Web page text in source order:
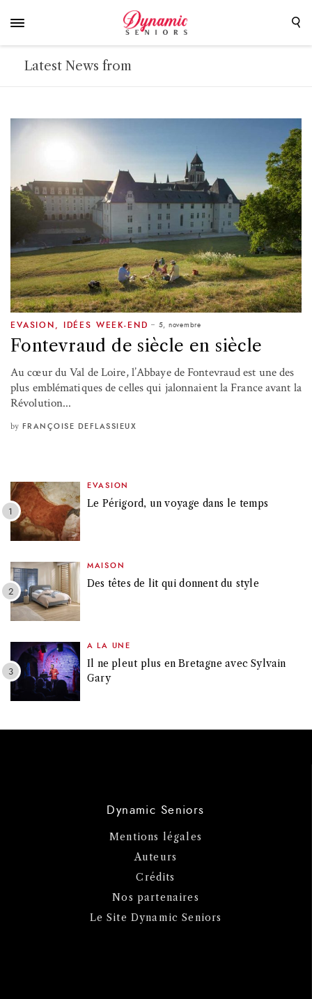
Latest News from
EVASION IDÉES WEEK-END 5, novembre
Fontevraud de siècle en siècle
Au cœur du Val de Loire, l’Abbaye de Fontevraud est une des
plus emblématiques de celles qui jalonnaient la France avant la
Révolution...
by FRANÇOISE DEFLASSIEUX
EVASION
Le Périgord, un voyage dans le temps
MAISON
Des têtes de lit qui donnent du style
A LA UNE
Il ne pleut plus en Bretagne avec Sylvain
Gary
Dynamic Seniors
Mentions légales
Auteurs
Crédits
Nos partenaires
Le Site Dynamic Seniors